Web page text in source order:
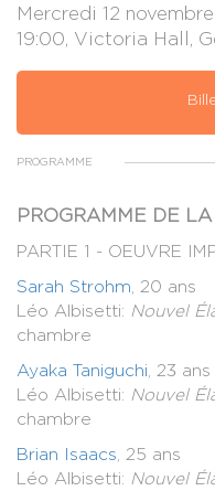
Mercredi 12
19:00, Victoria Hall,
PROGRAMME
PROGRAMME DE
PARTIE 1 - OEUVRE
Sarah Strohm,
Léo Albisetti: Nouvel
chambre
Ayaka Taniguchi, 23 ans
Léo Albisetti: Nouvel
chambre
Brian Isaacs, 25 ans
Léo Albisetti: Nouvel